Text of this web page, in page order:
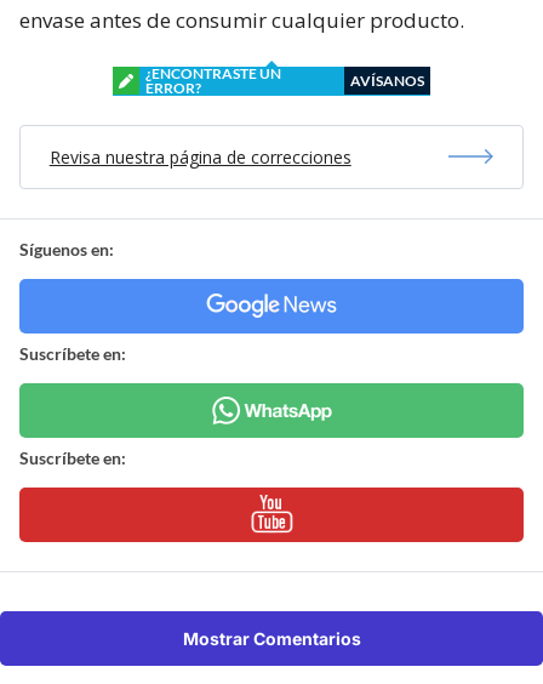
envase antes de consumir cualquier producto.
¿ENCONTRASTE UN
ERROR?
AVÍSANOS
Revisa nuestra página de correcciones
Síguenos en:
Suscríbete en:
Suscríbete en:
Mostrar Comentarios